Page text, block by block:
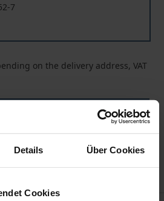
Details Über Cookies
Cookies
7
on the delivery address, VAT